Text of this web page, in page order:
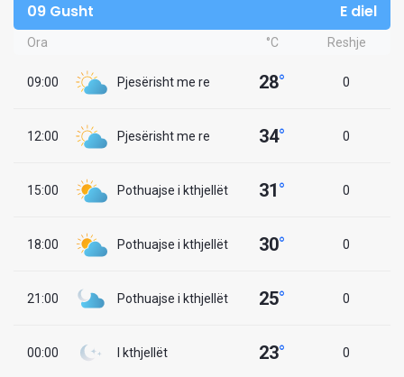
09 Gusht E diel
Ora °C Reshje
09:00 Pjesërisht me re 28° 0
12:00 Pjesërisht me re 34° 0
15:00 Pothuajse i kthjellët 31° 0
18:00 Pothuajse i kthjellët 30° 0
21:00 Pothuajse i kthjellët 25° 0
00:00 I kthjellët 23° 0